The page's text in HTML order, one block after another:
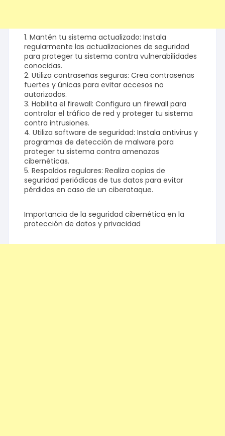
1. Mantén tu sistema actualizado: Instala
regularmente las actualizaciones de seguridad
para proteger tu sistema contra vulnerabilidades
conocidas.
2. Utiliza contraseñas seguras: Crea contraseñas
fuertes y únicas para evitar accesos no
autorizados.
3. Habilita el firewall: Configura un firewall para
controlar el tráfico de red y proteger tu sistema
contra intrusiones.
4. Utiliza software de seguridad: Instala antivirus y
programas de detección de malware para
proteger tu sistema contra amenazas
cibernéticas.
5. Respaldos regulares: Realiza copias de
seguridad periódicas de tus datos para evitar
pérdidas en caso de un ciberataque.
Importancia de la seguridad cibernética en la
protección de datos y privacidad